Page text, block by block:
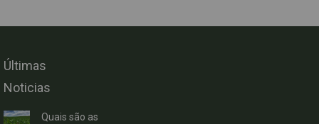
Últimas
Noticias
Quais são as